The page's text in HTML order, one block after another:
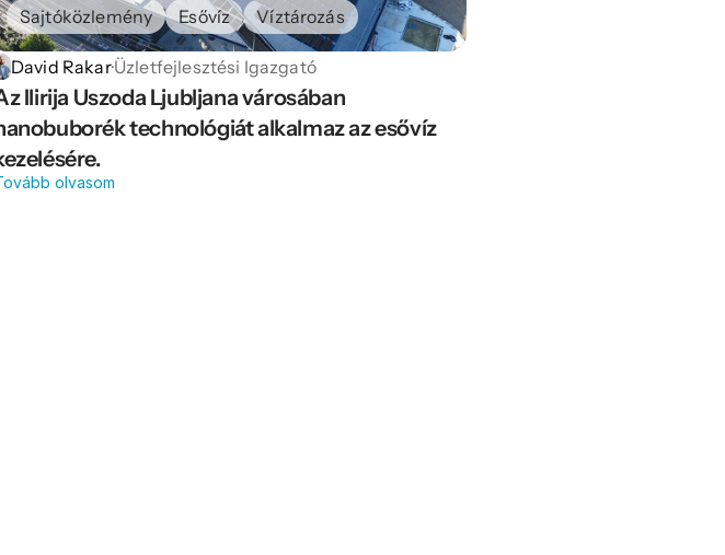
Sajtóközlemény Esővíz Víztározás
David Rakar·Üzletfejlesztési Igazgató
Ilirija Uszoda Ljubljana városában
technológiát alkalmaz az esővíz
olvasom